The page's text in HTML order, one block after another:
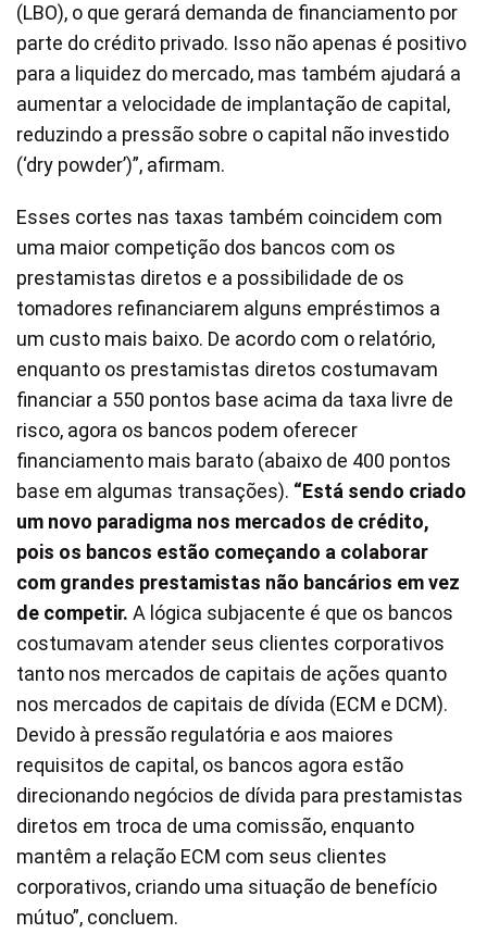
(LBO), o que gerará demanda de financiamento por
parte do crédito privado. Isso não apenas é positivo
para a liquidez do mercado, mas também ajudará a
aumentar a velocidade de implantação de capital,
reduzindo a pressão sobre o capital não investido
(‘dry powder’)”, afirmam.
Esses cortes nas taxas também coincidem com
uma maior competição dos bancos com os
prestamistas diretos e a possibilidade de os
tomadores refinanciarem alguns empréstimos a
um custo mais baixo. De acordo com o relatório,
enquanto os prestamistas diretos costumavam
financiar a 550 pontos base acima da taxa livre de
risco, agora os bancos podem oferecer
financiamento mais barato (abaixo de 400 pontos
base em algumas transações). “Está sendo criado
um novo paradigma nos mercados de crédito,
pois os bancos estão começando a colaborar
com grandes prestamistas não bancários em vez
de competir. A lógica subjacente é que os bancos
costumavam atender seus clientes corporativos
tanto nos mercados de capitais de ações quanto
nos mercados de capitais de dívida (ECM e DCM).
Devido à pressão regulatória e aos maiores
requisitos de capital, os bancos agora estão
direcionando negócios de dívida para prestamistas
diretos em troca de uma comissão, enquanto
mantêm a relação ECM com seus clientes
corporativos, criando uma situação de benefício
mútuo”, concluem.